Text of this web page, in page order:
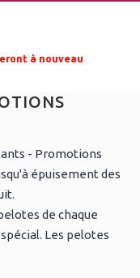
à nouveau
- Promotions
épuisement des
de chaque
Les pelotes